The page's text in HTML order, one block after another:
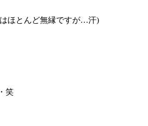
はほとんど無縁ですが…汗)
笑